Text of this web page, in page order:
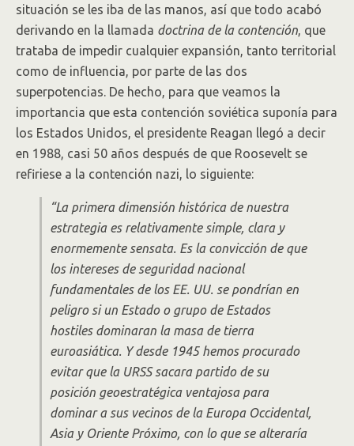
situación se les iba de las manos, así que todo acabó
derivando en la llamada doctrina de la contención, que
trataba de impedir cualquier expansión, tanto territorial
como de influencia, por parte de las dos
superpotencias. De hecho, para que veamos la
importancia que esta contención soviética suponía para
los Estados Unidos, el presidente Reagan llegó a decir
en 1988, casi 50 años después de que Roosevelt se
refiriese a la contención nazi, lo siguiente:
“La primera dimensión histórica de nuestra
estrategia es relativamente simple, clara y
enormemente sensata. Es la convicción de que
los intereses de seguridad nacional
fundamentales de los EE. UU. se pondrían en
peligro si un Estado o grupo de Estados
hostiles dominaran la masa de tierra
euroasiática. Y desde 1945 hemos procurado
evitar que la URSS sacara partido de su
posición geoestratégica ventajosa para
dominar a sus vecinos de la Europa Occidental,
Asia y Oriente Próximo, con lo que se alteraría